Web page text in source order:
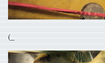
(_